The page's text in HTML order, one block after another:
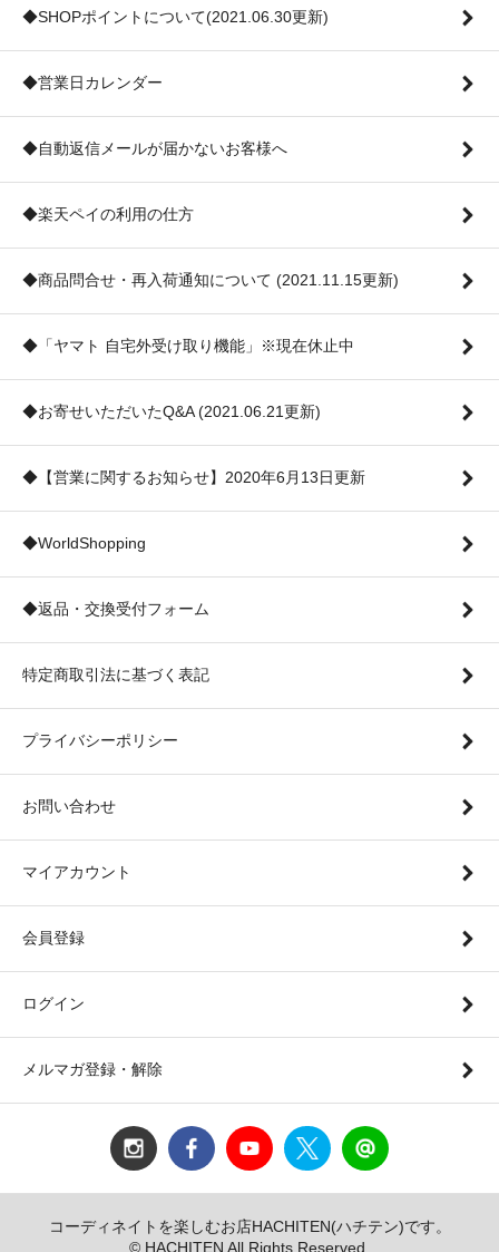
◆SHOPポイントについて(2021.06.30更新)
◆営業日カレンダー
◆自動返信メールが届かないお客様へ
◆楽天ペイの利用の仕方
◆商品問合せ・再入荷通知について (2021.11.15更新)
◆「ヤマト 自宅外受け取り機能」※現在休止中
◆お寄せいただいたQ&A (2021.06.21更新)
◆【営業に関するお知らせ】2020年6月13日更新
◆WorldShopping
◆返品・交換受付フォーム
特定商取引法に基づく表記
プライバシーポリシー
お問い合わせ
マイアカウント
会員登録
ログイン
メルマガ登録・解除
コーディネイトを楽しむお店HACHITEN(ハチテン)です。
© HACHITEN All Rights Reserved.